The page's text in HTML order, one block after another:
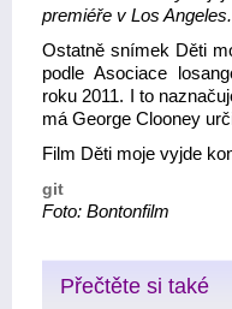
premiéře v Los Angeles.
Ostatně snímek Děti
podle Asociace
roku 2011. I to
má George Clooney
Film Děti moje vyjde
git
Foto: Bontonfilm
Přečtěte si také